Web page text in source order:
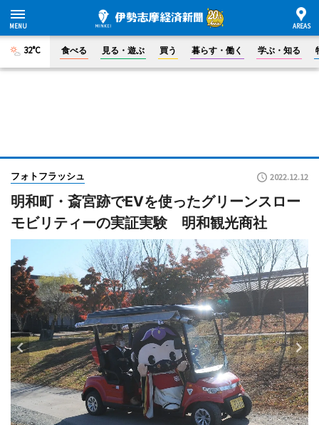
32°C 食べる 見る・遊ぶ 買う 暮らす・働く 学ぶ・知る
フォトフラッシュ 2022.12.12
明和町・斎宮跡でEVを使ったグリーンスロー
モビリティーの実証実験 明和観光商社